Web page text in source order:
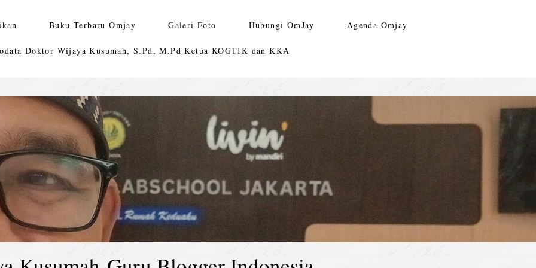
Buku Terbaru Omjay Galeri Foto Hubungi OmJay Agenda Omjay
Doktor Wijaya Kusumah, S.Pd, M.Pd Ketua KOGTIK dan KKA